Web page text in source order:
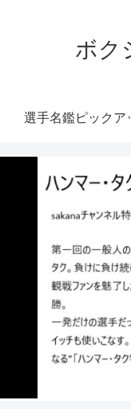
ボク
選手名鑑ピックア